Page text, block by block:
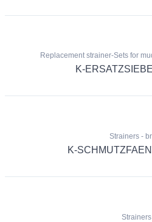
Replacement strainer-Sets for
K-
Strainers -
K-
Strainers